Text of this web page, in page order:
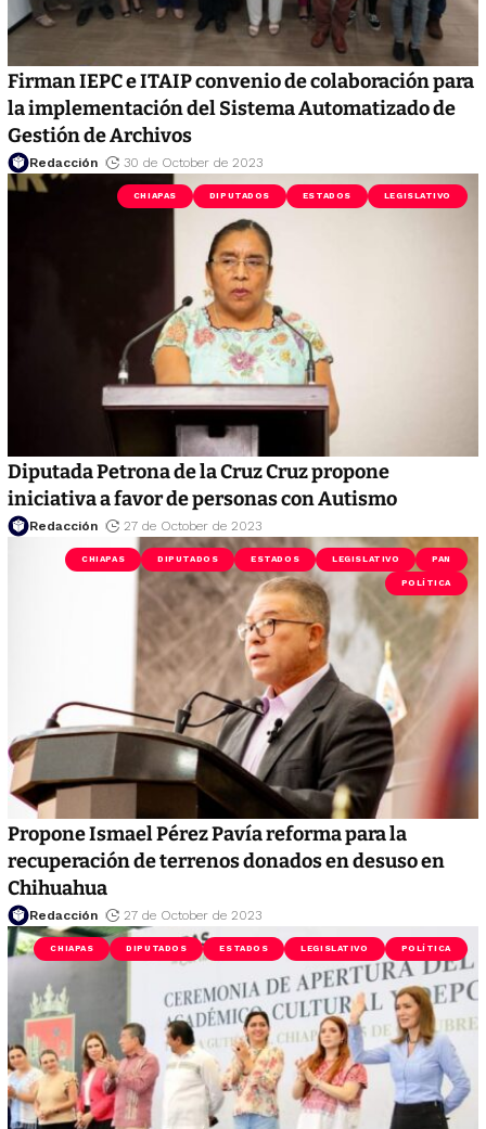
Firman IEPC e ITAIP convenio de colaboración para
la implementación del Sistema Automatizado de
Gestión de Archivos
Redacción 30 de October de 2023
CHIAPAS DIPUTADOS ESTADOS LEGISLATIVO
Diputada Petrona de la Cruz Cruz propone
iniciativa a favor de personas con Autismo
Redacción 27 de October de 2023
CHIAPAS DIPUTADOS ESTADOS LEGISLATIVO PAN
POLÍTICA
Propone Ismael Pérez Pavía reforma para la
recuperación de terrenos donados en desuso en
Chihuahua
Redacción 27 de October de 2023
CHIAPAS DIPUTADOS ESTADOS LEGISLATIVO POLÍTICA